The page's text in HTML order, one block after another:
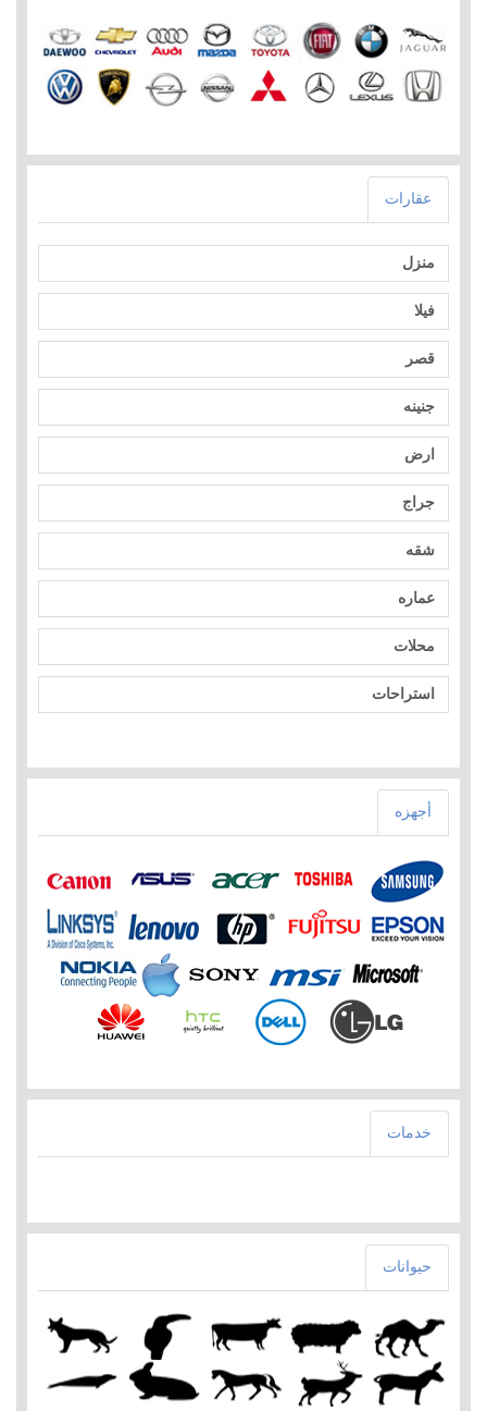
عقارات
منزل
فيلا
قصر
جنينه
ارض
جراج
شقه
عماره
محلات
استراحات
أجهزه
خدمات
حيوانات